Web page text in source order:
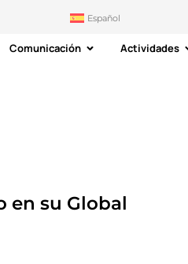
Español
Comunicación Actividades
en su Global